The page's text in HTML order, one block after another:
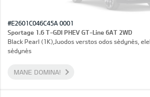
#E2601C046C45A 0001
Sportage 1.6 T-GDI PHEV GT-Line 6AT 2WD
Black Pearl (1K),Juodos verstos odos sėdynės,
sėdynės
MANE DOMINA!